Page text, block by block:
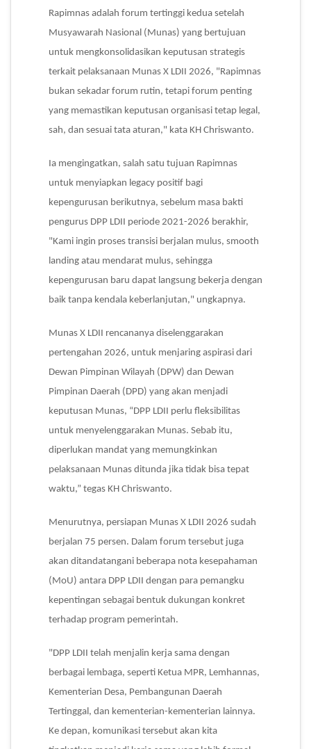
Rapimnas adalah forum tertinggi kedua setelah
Musyawarah Nasional (Munas) yang bertujuan
untuk mengkonsolidasikan keputusan strategis
terkait pelaksanaan Munas X LDII 2026, "Rapimnas
bukan sekadar forum rutin, tetapi forum penting
yang memastikan keputusan organisasi tetap legal,
sah, dan sesuai tata aturan," kata KH Chriswanto.
Ia mengingatkan, salah satu tujuan Rapimnas
untuk menyiapkan legacy positif bagi
kepengurusan berikutnya, sebelum masa bakti
pengurus DPP LDII periode 2021-2026 berakhir,
"Kami ingin proses transisi berjalan mulus, smooth
landing atau mendarat mulus, sehingga
kepengurusan baru dapat langsung bekerja dengan
baik tanpa kendala keberlanjutan," ungkapnya.
Munas X LDII rencananya diselenggarakan
pertengahan 2026, untuk menjaring aspirasi dari
Dewan Pimpinan Wilayah (DPW) dan Dewan
Pimpinan Daerah (DPD) yang akan menjadi
keputusan Munas, “DPP LDII perlu fleksibilitas
untuk menyelenggarakan Munas. Sebab itu,
diperlukan mandat yang memungkinkan
pelaksanaan Munas ditunda jika tidak bisa tepat
waktu,” tegas KH Chriswanto.
Menurutnya, persiapan Munas X LDII 2026 sudah
berjalan 75 persen. Dalam forum tersebut juga
akan ditandatangani beberapa nota kesepahaman
(MoU) antara DPP LDII dengan para pemangku
kepentingan sebagai bentuk dukungan konkret
terhadap program pemerintah.
"DPP LDII telah menjalin kerja sama dengan
berbagai lembaga, seperti Ketua MPR, Lemhannas,
Kementerian Desa, Pembangunan Daerah
Tertinggal, dan kementerian-kementerian lainnya.
Ke depan, komunikasi tersebut akan kita